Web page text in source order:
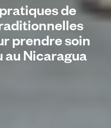
de
prendre soin
au Nicaragua